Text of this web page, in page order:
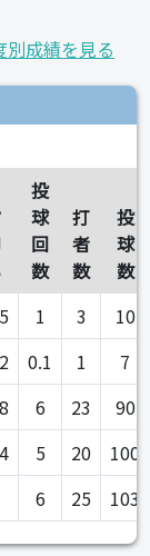
成績を見る
投
球
回
数
打
者
数
投
球
数
1 3
10
0.1 1
7
6 23
90
5 20
100
6 25 103